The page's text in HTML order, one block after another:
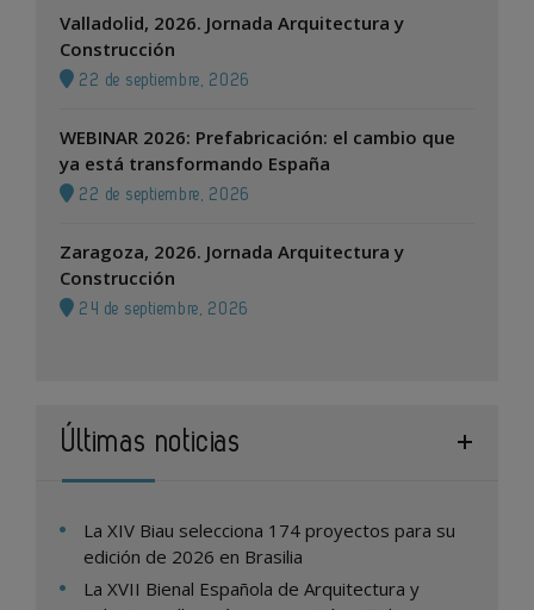
Valladolid, 2026. Jornada Arquitectura y
Construcción
22 de septiembre, 2026
WEBINAR 2026: Prefabricación: el cambio que
ya está transformando España
22 de septiembre, 2026
Zaragoza, 2026. Jornada Arquitectura y
Construcción
24 de septiembre, 2026
Últimas noticias
La XIV Biau selecciona 174 proyectos para su
edición de 2026 en Brasilia
La XVII Bienal Española de Arquitectura y